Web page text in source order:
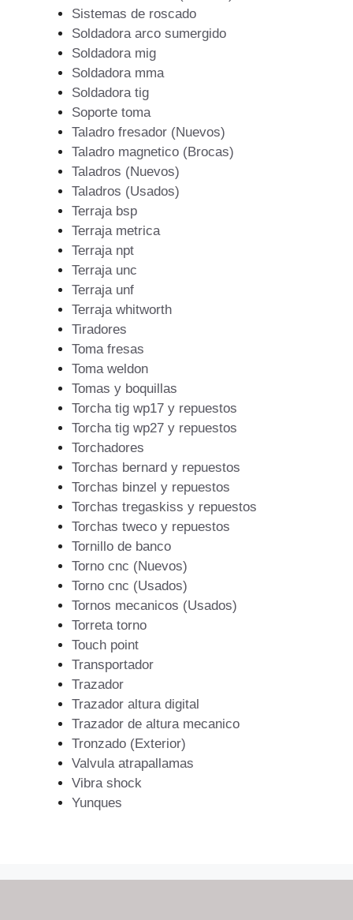
Sistemas de roscado
Soldadora arco sumergido
Soldadora mig
Soldadora mma
Soldadora tig
Soporte toma
Taladro fresador (Nuevos)
Taladro magnetico (Brocas)
Taladros (Nuevos)
Taladros (Usados)
Terraja bsp
Terraja metrica
Terraja npt
Terraja unc
Terraja unf
Terraja whitworth
Tiradores
Toma fresas
Toma weldon
Tomas y boquillas
Torcha tig wp17 y repuestos
Torcha tig wp27 y repuestos
Torchadores
Torchas bernard y repuestos
Torchas binzel y repuestos
Torchas tregaskiss y repuestos
Torchas tweco y repuestos
Tornillo de banco
Torno cnc (Nuevos)
Torno cnc (Usados)
Tornos mecanicos (Usados)
Torreta torno
Touch point
Transportador
Trazador
Trazador altura digital
Trazador de altura mecanico
Tronzado (Exterior)
Valvula atrapallamas
Vibra shock
Yunques